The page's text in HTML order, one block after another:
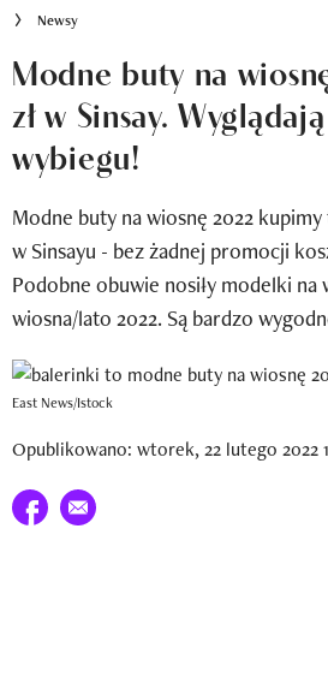
Newsy
Newsletter
Wizaz Summer Influ School
Mój profil / Zarejestruj się
Newsy
Modne buty na
zł w Sinsay.
wybiegu!
Modne buty na wiosnę 2022
w Sinsayu - bez żadnej promocji
Podobne obuwie nosiły modelki na
wiosna/lato 2022. Są bardzo
East News/Istock
Opublikowano: wtorek, 22 lutego 2022
Udostępnij na facebook
E-mail do przyjaciela